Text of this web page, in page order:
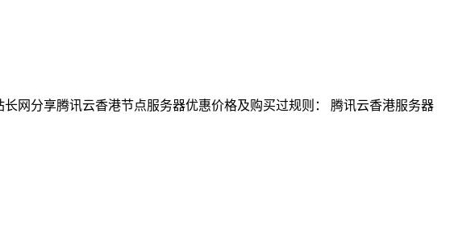
网分享腾讯云香港节点服务器优惠价格及购买过规则： 腾讯云香港服务器